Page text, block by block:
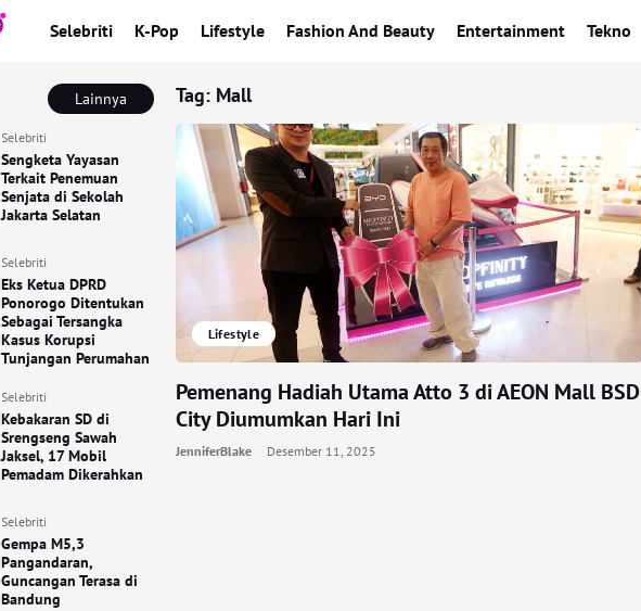
Selebriti K-Pop Lifestyle Fashion And Beauty Entertainment Tekno
Lainnya
Selebriti
Sengketa Yayasan
Terkait Penemuan
Senjata di Sekolah
Jakarta Selatan
Selebriti
Eks Ketua DPRD
Ponorogo Ditentukan
Sebagai Tersangka
Kasus Korupsi
Tunjangan Perumahan
Selebriti
Kebakaran SD di
Srengseng Sawah
Jaksel, 17 Mobil
Pemadam Dikerahkan
Selebriti
Gempa M5,3
Pangandaran,
Guncangan Terasa di
Bandung
Tag: Mall
Lifestyle
Pemenang Hadiah Utama Atto 3 di AEON Mall BSD
City Diumumkan Hari Ini
JenniferBlake Desember 11, 2025